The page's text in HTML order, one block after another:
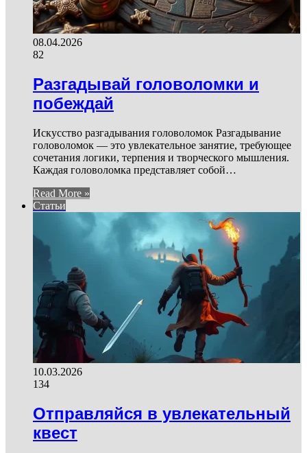
08.04.2026
82
Разгадывай головоломки и
побеждай
Искусство разгадывания головоломок Разгадывание
головоломок — это увлекательное занятие, требующее
сочетания логики, терпения и творческого мышления.
Каждая головоломка представляет собой…
Read More »
Статьи
10.03.2026
134
Отправляйся в увлекательный
квест